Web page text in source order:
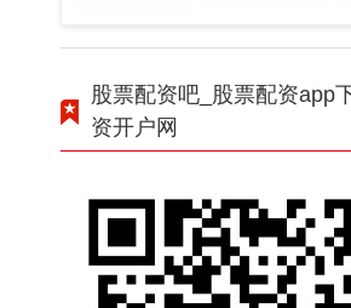
股票配资吧_股票配资app
资开户网